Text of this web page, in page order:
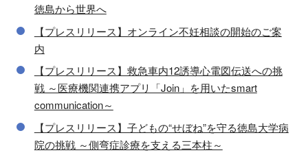
徳島から世界へ
【プレスリリース】オンライン不妊相談の開始のご案
内
【プレスリリース】救急車内12誘導心電図伝送への挑
戦 ～医療機関連携アプリ「Join」を用いたsmart
communication～
【プレスリリース】子どもの“せぼね”を守る徳島大学病
院の挑戦 ～側弯症診療を支える三本柱～